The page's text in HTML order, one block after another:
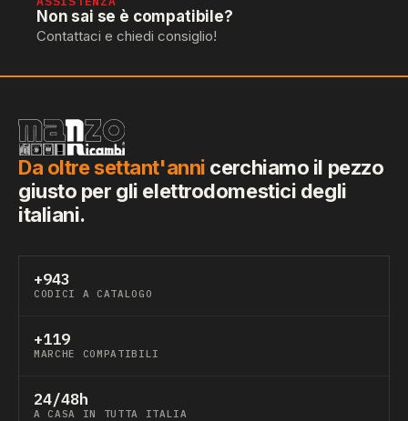
Non sai se è compatibile?
Contattaci e chiedi consiglio!
Da oltre settant'anni cerchiamo il pezzo
giusto per gli elettrodomestici degli
italiani.
+943
CODICI A CATALOGO
+119
MARCHE COMPATIBILI
24/48h
A CASA IN TUTTA ITALIA